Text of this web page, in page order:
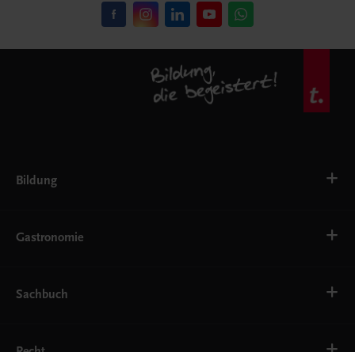
Bildung
AHS
EWF/ZWF
FW
Gastronomie
Getränke
Service
Sachbuch